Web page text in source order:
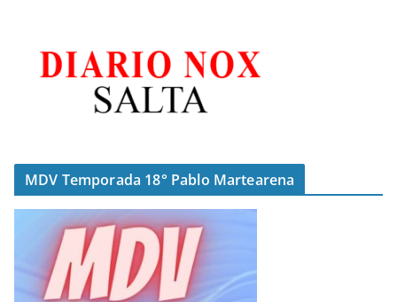
MDV Temporada 18° Pablo Martearena